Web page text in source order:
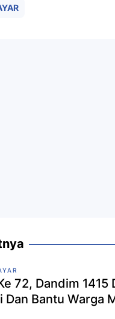
72, Dandim
Dan Bantu Warga